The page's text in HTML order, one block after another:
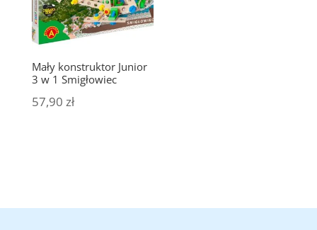
Mały konstruktor Junior
3 w 1 Smigłowiec
57,90 zł